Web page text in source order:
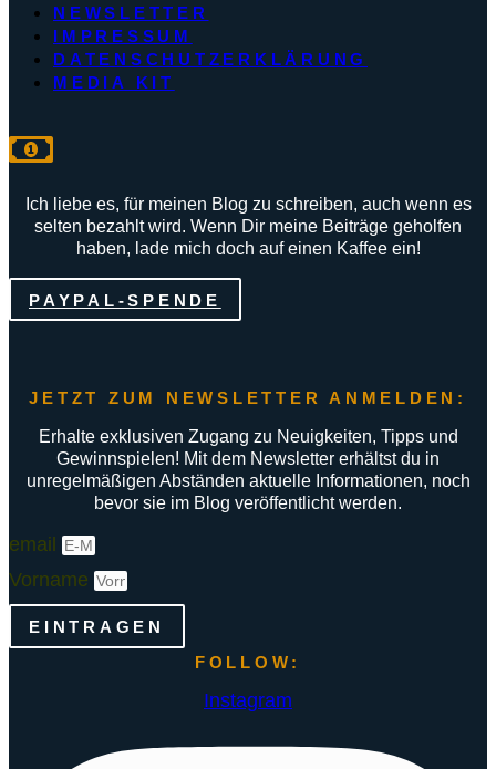
NEWSLETTER
IMPRESSUM
DATENSCHUTZERKLÄRUNG
MEDIA KIT
Ich liebe es, für meinen Blog zu schreiben, auch wenn es
selten bezahlt wird. Wenn Dir meine Beiträge geholfen
haben, lade mich doch auf einen Kaffee ein!
PAYPAL-SPENDE
JETZT ZUM NEWSLETTER ANMELDEN:
Erhalte exklusiven Zugang zu Neuigkeiten, Tipps und
Gewinnspielen! Mit dem Newsletter erhältst du in
unregelmäßigen Abständen aktuelle Informationen, noch
bevor sie im Blog veröffentlicht werden.
email
Vorname
EINTRAGEN
FOLLOW:
Instagram